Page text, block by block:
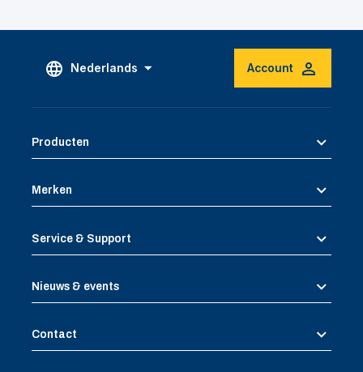
Nederlands Account
Producten
Merken
Service & Support
Nieuws & events
Contact